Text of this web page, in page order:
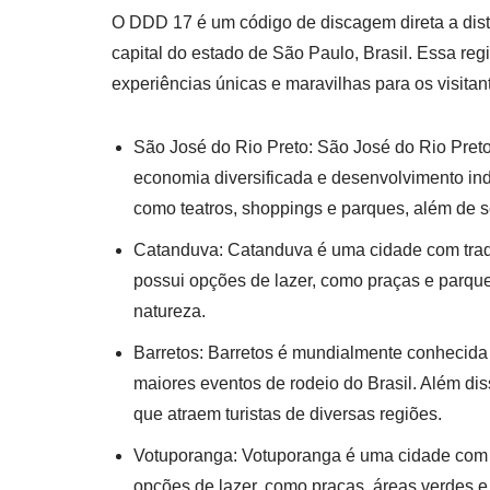
O DDD 17 é um código de discagem direta a
capital do estado de São Paulo, Brasil. Essa
experiências únicas e maravilhas para os
São José do Rio Preto: São José do Rio
economia diversificada e desenvolvimento
como teatros, shoppings e parques, além de
Catanduva: Catanduva é uma cidade com
possui opções de lazer, como praças e
natureza.
Barretos: Barretos é mundialmente
maiores eventos de rodeio do Brasil. Além
que atraem turistas de diversas regiões.
Votuporanga: Votuporanga é uma cidade
opções de lazer, como praças, áreas verdes